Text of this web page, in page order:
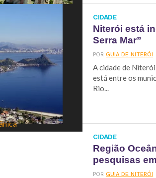
CIDADE
Niterói está
Serra Mar”
PORGUIA DE NITERÓI
A cidade de
está entre os
Rio...
CIDADE
Região
pesquisas
PORGUIA DE NITERÓI